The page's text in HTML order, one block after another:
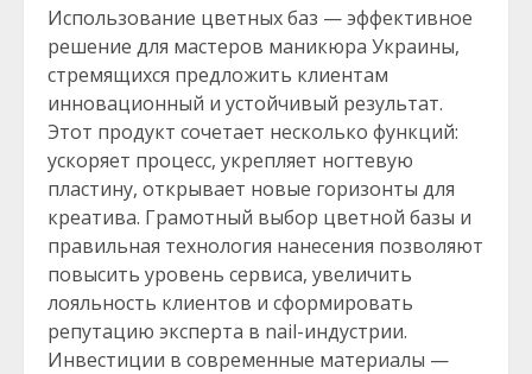
Использование цветных баз — эффективное
решение для мастеров маникюра Украины,
стремящихся предложить клиентам
инновационный и устойчивый результат.
Этот продукт сочетает несколько функций:
ускоряет процесс, укрепляет ногтевую
пластину, открывает новые горизонты для
креатива. Грамотный выбор цветной базы и
правильная технология нанесения позволяют
повысить уровень сервиса, увеличить
лояльность клиентов и сформировать
репутацию эксперта в nail-индустрии.
Инвестиции в современные материалы —